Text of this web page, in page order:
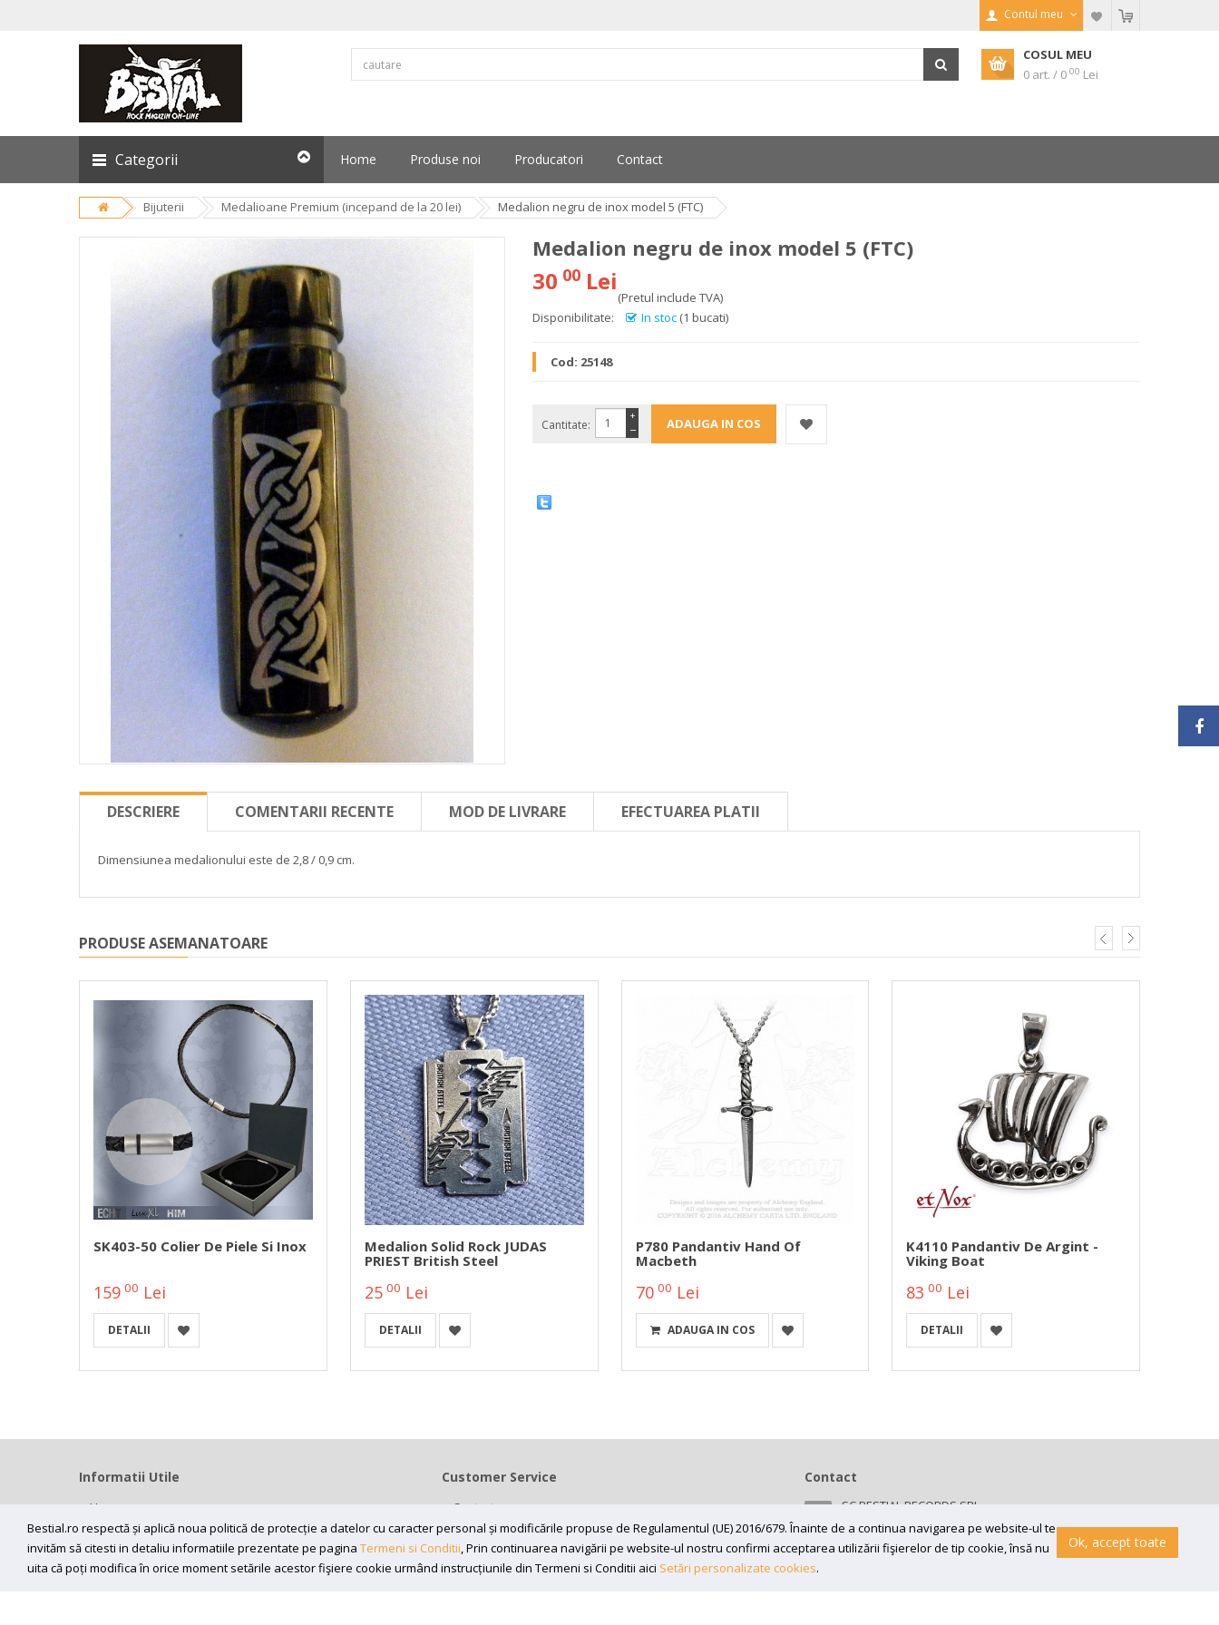
Contul meu
COSUL MEU
0 art. / 0 00 Lei
Categorii Home Produse noi Producatori Contact
Bijuterii Medalioane Premium (incepand de la 20 lei) Medalion negru de inox model 5 (FTC)
Medalion negru de inox model 5 (FTC)
30 00 Lei
(Pretul include TVA)
Disponibilitate:
In stoc (1 bucati)
Cod: 25148
Cantitate: −
+
DESCRIERE COMENTARII RECENTE MOD DE LIVRARE EFECTUAREA PLATII
Dimensiunea medalionului este de 2,8 / 0,9 cm.
PRODUSE ASEMANATOARE
SK403-50 Colier De Piele Si Inox
159 00 Lei
DETALII
Medalion Solid Rock JUDAS
PRIEST British Steel
25 00 Lei
DETALII
P780 Pandantiv Hand Of
Macbeth
7000 Lei
ADAUGA IN COS
K4110 Pandantiv De Argint -
Viking Boat
83 00 Lei
DETALII
Bestial.ro respectă și aplică noua politică de protecție a datelor cu caracter personal și modificările propuse de Regulamentul (UE) 2016/679. Înainte de a continua navigarea pe website-ul te
invităm să citesti in detaliu informatiile prezentate pe pagina Termeni si Conditii, Prin continuarea navigării pe website-ul nostru confirmi acceptarea utilizării fişierelor de tip cookie, însă nu
uita că poți modifica în orice moment setările acestor fişiere cookie urmând instrucțiunile din Termeni si Conditii aici Setări personalizate cookies.
Ok, accept toate
Informatii Utile
Home
Modalitati livrare
Efectuarea platii
ANPC
Customer Service
Contact
Termeni si conditii
Contul meu
Contact
SC BESTIAL RECORDS SRL
Bv 16 Decembrie 1989 nr 43, in curte la Neuromed,
300218, Timisoara